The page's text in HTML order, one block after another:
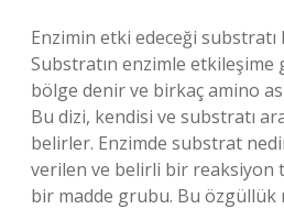
Enzimin etki edeceği
Substratın enzimle
bölge denir ve birkaç amino
Bu dizi, kendisi ve substratı
belirler. Enzimde substrat
verilen ve belirli bir reaksiyon
bir madde grubu. Bu özgüllük